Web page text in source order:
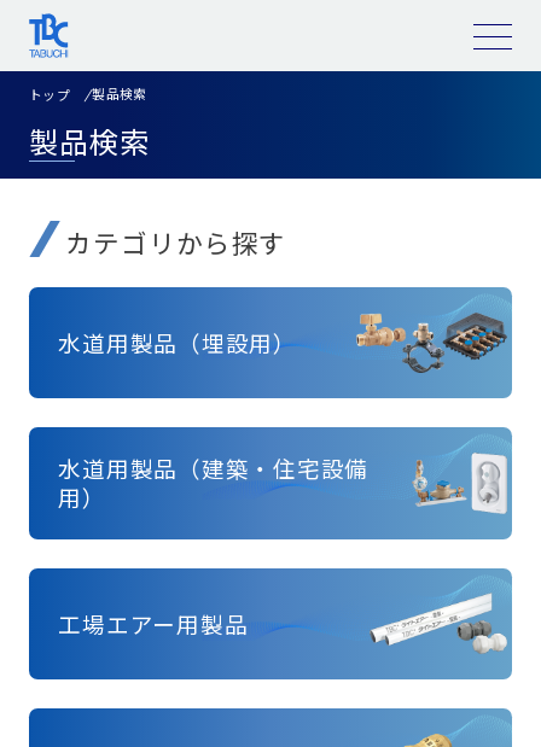
製品検索
トップ 製品検索
カテゴリから探す
水道用製品（埋設用）
水道用製品（建築・住宅設備
用）
工場エアー用製品